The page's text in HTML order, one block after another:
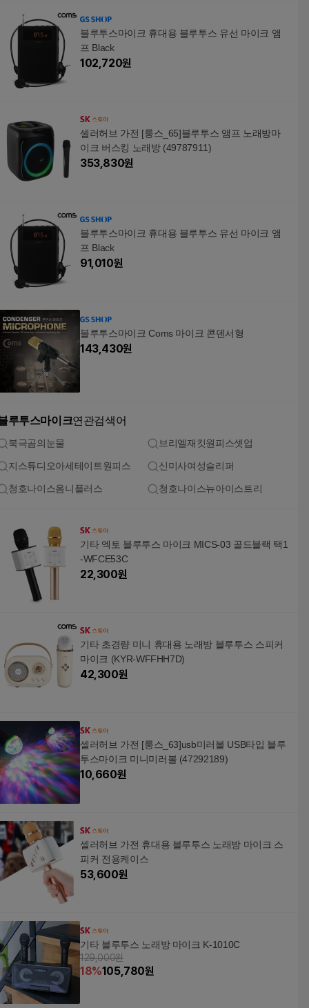
블루투스마이크 휴대용 블루투스 유선 마이크 앰
프 Black
102,720원
셀러허브 가전 [룽스_65]블루투스 앰프 노래방마
이크 버스킹 노래방 (49787911)
353,830원
블루투스마이크 휴대용 블루투스 유선 마이크 앰
프 Black
91,010원
블루투스마이크 Coms 마이크 콘덴서형
143,430원
루투스마이크연관검색어
북극곰의눈물 브리엘재킷원피스셋업
지스튜디오아세테이트원피스 신미사여성슬리퍼
청호나이스옴니플러스 청호나이스뉴아이스트리
기타 엑토 블루투스 마이크 MICS-03 골드블랙 택1
-WFCE53C
22,300원
기타 초경량 미니 휴대용 노래방 블루투스 스피커
마이크 (KYR-WFFHH7D)
42,300원
셀러허브 가전 [룽스_63]usb미러볼 USB타입 블루
투스마이크 미니미러볼 (47292189)
10,660원
셀러허브 가전 휴대용 블루투스 노래방 마이크 스
피커 전용케이스
53,600원
기타 블루투스 노래방 마이크 K-1010C
129,000원
18%105,780원